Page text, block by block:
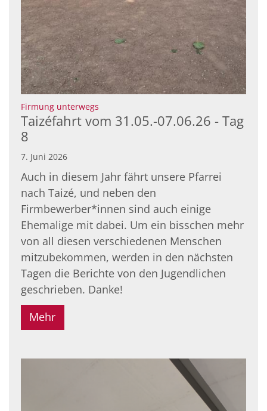
Firmung unterwegs
Taizéfahrt vom 31.05.-07.06.26 - Tag
8
7. Juni 2026
Auch in diesem Jahr fährt unsere Pfarrei
nach Taizé, und neben den
Firmbewerber*innen sind auch einige
Ehemalige mit dabei. Um ein bisschen mehr
von all diesen verschiedenen Menschen
mitzubekommen, werden in den nächsten
Tagen die Berichte von den Jugendlichen
geschrieben. Danke!
Mehr